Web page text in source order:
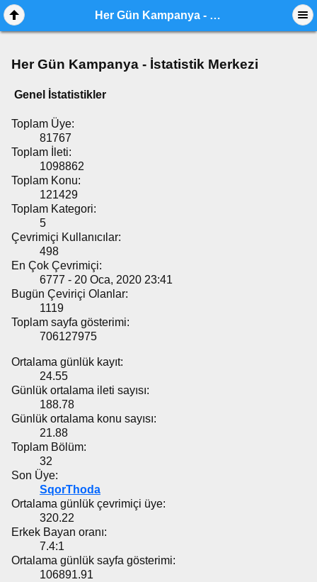
Her Gün Kampanya - İstatistik Merkezi
Her Gün Kampanya - İstatistik Merkezi
Genel İstatistikler
Toplam Üye:
81767
Toplam İleti:
1098862
Toplam Konu:
121429
Toplam Kategori:
5
Çevrimiçi Kullanıcılar:
498
En Çok Çevrimiçi:
6777 - 20 Oca, 2020 23:41
Bugün Çeviriçi Olanlar:
1119
Toplam sayfa gösterimi:
706127975
Ortalama günlük kayıt:
24.55
Günlük ortalama ileti sayısı:
188.78
Günlük ortalama konu sayısı:
21.88
Toplam Bölüm:
32
Son Üye:
SqorThoda
Ortalama günlük çevrimiçi üye:
320.22
Erkek Bayan oranı:
7.4:1
Ortalama günlük sayfa gösterimi:
106891.91